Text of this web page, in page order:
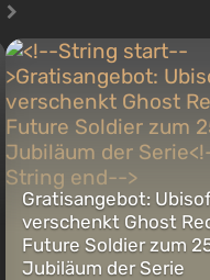
Gratisangebot:
verschenkt Ghost
Future Soldier zum
Jubiläum der Serie